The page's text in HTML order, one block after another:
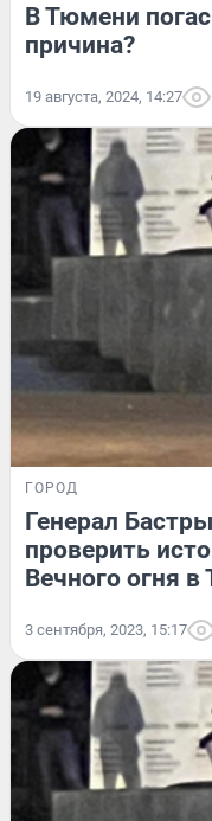
В Тюмени
причина?
19 августа, 2024, 14:27
ГОРОД
Генерал
проверить
Вечного огня
3 сентября, 2023, 15:17